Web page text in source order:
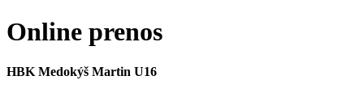
Online prenos
HBK Medokýš Martin U16